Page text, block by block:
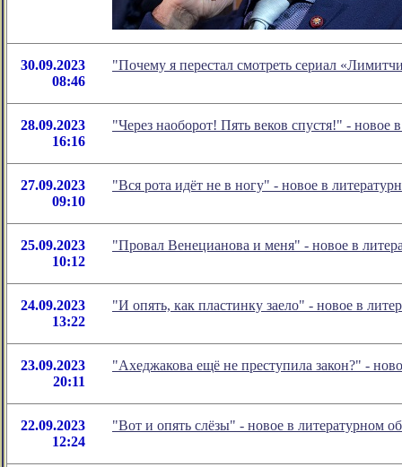
30.09.2023
08:46
"Почему я перестал смотреть сериал
28.09.2023
16:16
"Через наоборот! Пять веков спустя!" -
27.09.2023
09:10
"Вся рота идёт не в ногу" - новое в
25.09.2023
10:12
"Провал Венецианова и меня" - новое в
24.09.2023
13:22
"И опять, как пластинку заело" - новое в
23.09.2023
20:11
"Ахеджакова ещё не преступила закон?" -
22.09.2023
12:24
"Вот и опять слёзы" - новое в литературном